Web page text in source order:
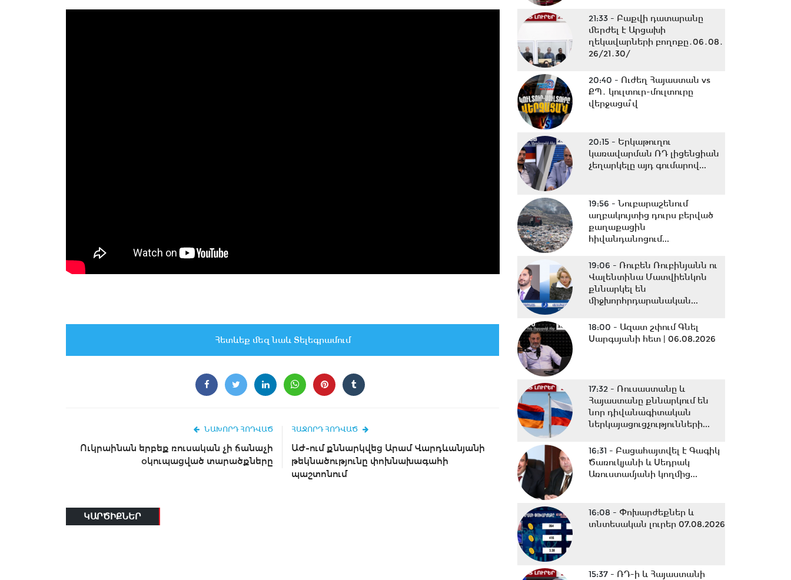
Հետևեք մեզ նաև Տելեգրամում
ՆԱԽՈՐԴ ՀՈԴՎԱԾ
Ուկրաինան երբեք ռուսական չի ճանաչի
օկուպացված տարածքները
ՀԱՋՈՐԴ ՀՈԴՎԱԾ
ԱԺ-ում քննարկվեց Արամ Վարդևանյանի
թեկնածությունը փոխնախագահի
պաշտոնում
ԿԱՐԾԻՔՆԵՐ
21:33 - Բաքվի դատարանը
մերժել է Արցախի
ղեկավարների բողոքը․06․08․
26/21․30/
20:40 - Ուժեղ Հայաստան vs
ՔՊ․ կուլտուր-մուլտուրը
վերջացա՞վ
20:15 - Երկաթուղու
կառավարման ՌԴ լիցենցիան
չեղարկելը այդ գումարով...
19:56 -Նուբարաշենում
աղբակույտից դուրս բերված
քաղաքացին
հիվանդանոցում...
19:06 - Ռուբեն Ռուբինյանն ու
Վալենտինա Մատվիենկոն
քննարկել են
միջխորհրդարանական...
18:00 - Ազատ շփում Գնել
Սարգսյանի հետ | 06.08.2026
17:32 - Ռուսաստանը և
Հայաստանը քննարկում են
նոր դիվանագիտական
ներկայացուցչությունների...
16:31 - Բացահայտվել է Գագիկ
Ծառուկյանի և Սեդրակ
Առուստամյանի կողմից...
16:08 - Փոխարժեքներ և
տնտեսական լուրեր 07.08.2026
15:37 - ՌԴ-ի և Հայաստանի